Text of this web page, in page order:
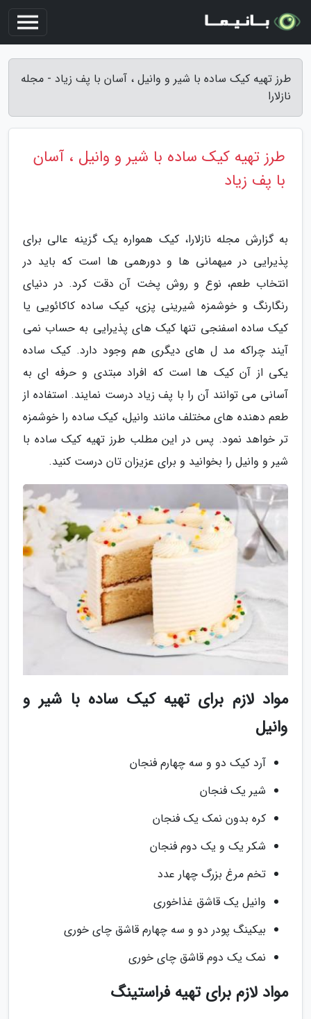
طرز تهیه کیک ساده با شیر و وانیل ، آسان با پف زیاد - مجله
نازلارا
طرز تهیه کیک ساده با شیر و وانیل ، آسان
با پف زیاد
به گزارش مجله نازلارا، کیک همواره یک گزینه عالی برای
پذیرایی در میهمانی ها و دورهمی ها است که باید در
انتخاب طعم، نوع و روش پخت آن دقت کرد. در دنیای
رنگارنگ و خوشمزه شیرینی پزی، کیک ساده کاکائویی یا
کیک ساده اسفنجی تنها کیک های پذیرایی به حساب نمی
آیند چراکه مد ل های دیگری هم وجود دارد. کیک ساده
یکی از آن کیک ها است که افراد مبتدی و حرفه ای به
آسانی می توانند آن را با پف زیاد درست نمایند. استفاده از
طعم دهنده های مختلف مانند وانیل، کیک ساده را خوشمزه
تر خواهد نمود. پس در این مطلب طرز تهیه کیک ساده با
شیر و وانیل را بخوانید و برای عزیزان تان درست کنید.
مواد لازم برای تهیه کیک ساده با شیر و
وانیل
آرد کیک دو و سه چهارم فنجان
شیر یک فنجان
کره بدون نمک یک فنجان
شکر یک و یک دوم فنجان
تخم مرغ بزرگ چهار عدد
وانیل یک قاشق غذاخوری
بیکینگ پودر دو و سه چهارم قاشق چای خوری
نمک یک دوم قاشق چای خوری
مواد لازم برای تهیه فراستینگ